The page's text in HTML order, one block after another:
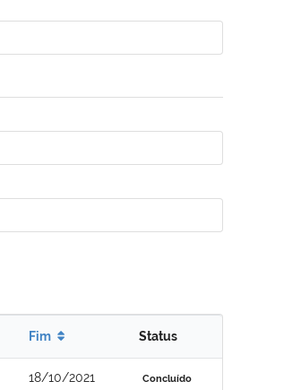
Fim Status
18/10/2021 Concluído